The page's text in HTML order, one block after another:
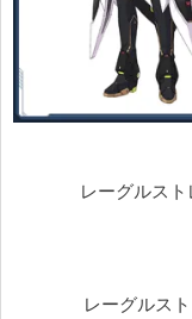
レーグルス
レーグルス